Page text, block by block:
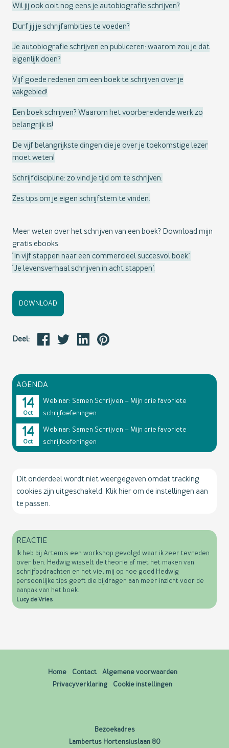
Wil jij ook ooit nog eens je autobiografie schrijven?
Durf jij je schrijfambities te voeden?
Je autobiografie schrijven en publiceren: waarom zou je dat
eigenlijk doen?
Vijf goede redenen om een boek te schrijven over je
vakgebied!
Een boek schrijven? Waarom het voorbereidende werk zo
belangrijk is!
De vijf belangrijkste dingen die je over je toekomstige lezer
moet weten!
Schrijfdiscipline: zo vind je tijd om te schrijven.
Zes tips om je eigen schrijfstem te vinden.
Meer weten over het schrijven van een boek? Download mijn
gratis ebooks:
‘In vijf stappen naar een commercieel succesvol boek’.
‘Je levensverhaal schrijven in acht stappen’.
DOWNLOAD
Deel:
AGENDA
14
Oct
Webinar: Samen Schrijven – Mijn drie favoriete
schrijfoefeningen
14
Oct
Webinar: Samen Schrijven – Mijn drie favoriete
schrijfoefeningen
Dit onderdeel wordt niet weergegeven omdat tracking
cookies zijn uitgeschakeld. Klik hier om de instellingen aan
te passen.
REACTIE
Ik heb bij Artemis een workshop gevolgd waar ik zeer tevreden
over ben. Hedwig wisselt de theorie af met het maken van
schrijfopdrachten en het viel mij op hoe goed Hedwig
persoonlijke tips geeft die bijdragen aan meer inzicht voor de
aanpak van het boek.
Lucy de Vries
Home Contact
Algemene voorwaarden
Privacyverklaring
Cookie instellingen
Bezoekadres
Lambertus Hortensiuslaan 80